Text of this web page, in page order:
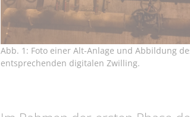
Abb. 1: Foto einer Alt-Anlage und Abbildung
entsprechenden digitalen Zwilling.